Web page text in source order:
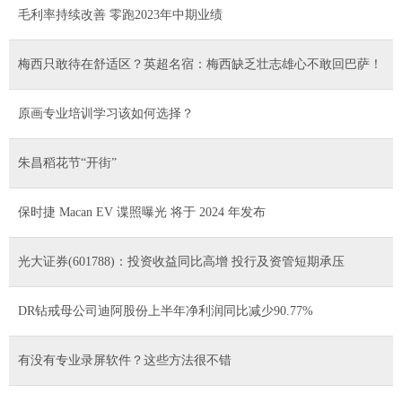
毛利率持续改善 零跑2023年中期业绩
梅西只敢待在舒适区？英超名宿：梅西缺乏壮志雄心不敢回巴萨！
原画专业培训学习该如何选择？
朱昌稻花节“开街”
保时捷 Macan EV 谍照曝光 将于 2024 年发布
光大证券(601788)：投资收益同比高增 投行及资管短期承压
DR钻戒母公司迪阿股份上半年净利润同比减少90.77%
有没有专业录屏软件？这些方法很不错